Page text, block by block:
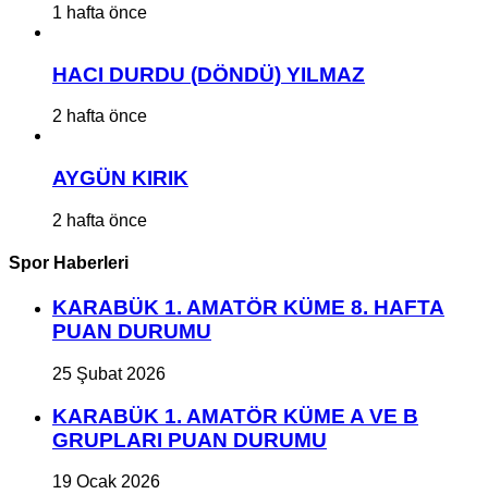
1 hafta önce
HACI DURDU (DÖNDÜ) YILMAZ
2 hafta önce
AYGÜN KIRIK
2 hafta önce
Spor Haberleri
KARABÜK 1. AMATÖR KÜME 8. HAFTA
PUAN DURUMU
25 Şubat 2026
KARABÜK 1. AMATÖR KÜME A VE B
GRUPLARI PUAN DURUMU
19 Ocak 2026